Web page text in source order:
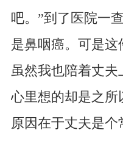
吧。”到了医院一
是鼻咽癌。可是这
虽然我也陪着丈夫
心里想的却是之所
原因在于丈夫是